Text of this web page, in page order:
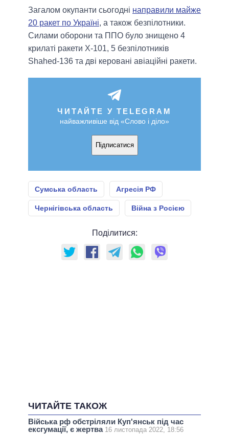
Загалом окупанти сьогодні направили майже
20 ракет по Україні, а також безпілотники.
Силами оборони та ППО було знищено 4
крилаті ракети Х-101, 5 безпілотників
Shahed-136 та дві керовані авіаційні ракети.
ЧИТАЙТЕ У TELEGRAM
найважливіше від «Слово і діло»
Підписатися
Сумська область Агресія РФ
Чернігівська область Війна з Росією
Поділитися:
ЧИТАЙТЕ ТАКОЖ
Війська рф обстріляли Куп'янськ під час
ексгумації, є жертва 16 листопада 2022, 18:56